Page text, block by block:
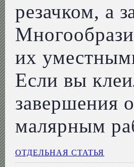
резачком, а
их
Если вы
завершения
малярным
ОТДЕЛЬНАЯ СТАТЬЯ